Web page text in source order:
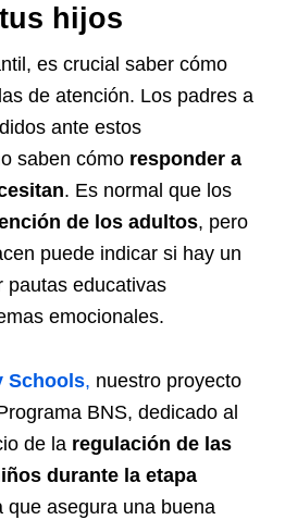
hijos
es crucial saber cómo
de atención. Los padres a
ante estos
saben cómo responder a
. Es normal que los
de los adultos, pero
puede indicar si hay un
pautas educativas
emocionales.
Schools, nuestro proyecto
BNS, dedicado al
de la regulación de las
durante la etapa
que asegura una buena